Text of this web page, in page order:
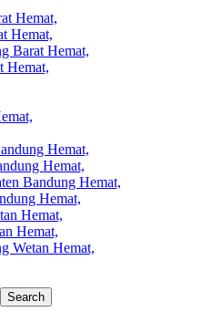
Hemat,
Hemat,
Barat Hemat,
Hemat,
Hemat,
Hemat,
Bandung Hemat,
Hemat,
Hemat,
Hemat,
Wetan Hemat,
Search